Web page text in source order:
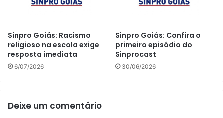
Sinpro Goiás: Racismo
religioso na escola exige
resposta imediata
6/07/2026
Sinpro Goiás: Confira o
primeiro episódio do
Sinprocast
30/06/2026
Deixe um comentário